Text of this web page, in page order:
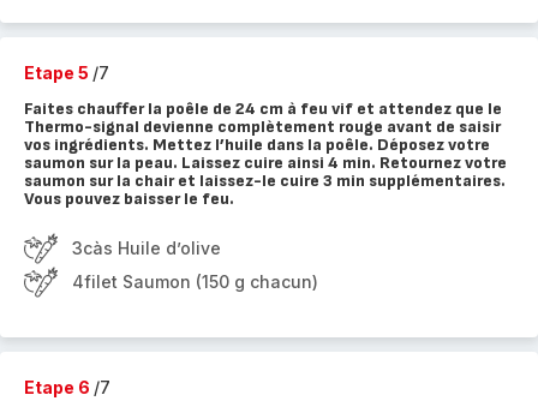
Etape 5 /7
Faites chauffer la poêle de 24 cm à feu vif et attendez que le
Thermo-signal devienne complètement rouge avant de saisir
vos ingrédients. Mettez l’huile dans la poêle. Déposez votre
saumon sur la peau. Laissez cuire ainsi 4 min. Retournez votre
saumon sur la chair et laissez-le cuire 3 min supplémentaires.
Vous pouvez baisser le feu.
3càs Huile d’olive
4filet Saumon (150 g chacun)
Etape 6 /7